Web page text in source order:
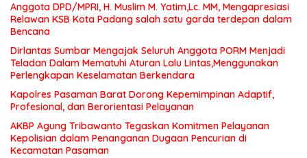
Anggota DPD/MPRI, H. Muslim M. Yatim,Lc. MM, Mengapresiasi
Relawan KSB Kota Padang salah satu garda terdepan dalam
Bencana
Dirlantas Sumbar Mengajak Seluruh Anggota PORM Menjadi
Teladan Dalam Mematuhi Aturan Lalu Lintas,Menggunakan
Perlengkapan Keselamatan Berkendara
Kapolres Pasaman Barat Dorong Kepemimpinan Adaptif,
Profesional, dan Berorientasi Pelayanan
AKBP Agung Tribawanto Tegaskan Komitmen Pelayanan
Kepolisian dalam Penanganan Dugaan Pencurian di
Kecamatan Pasaman